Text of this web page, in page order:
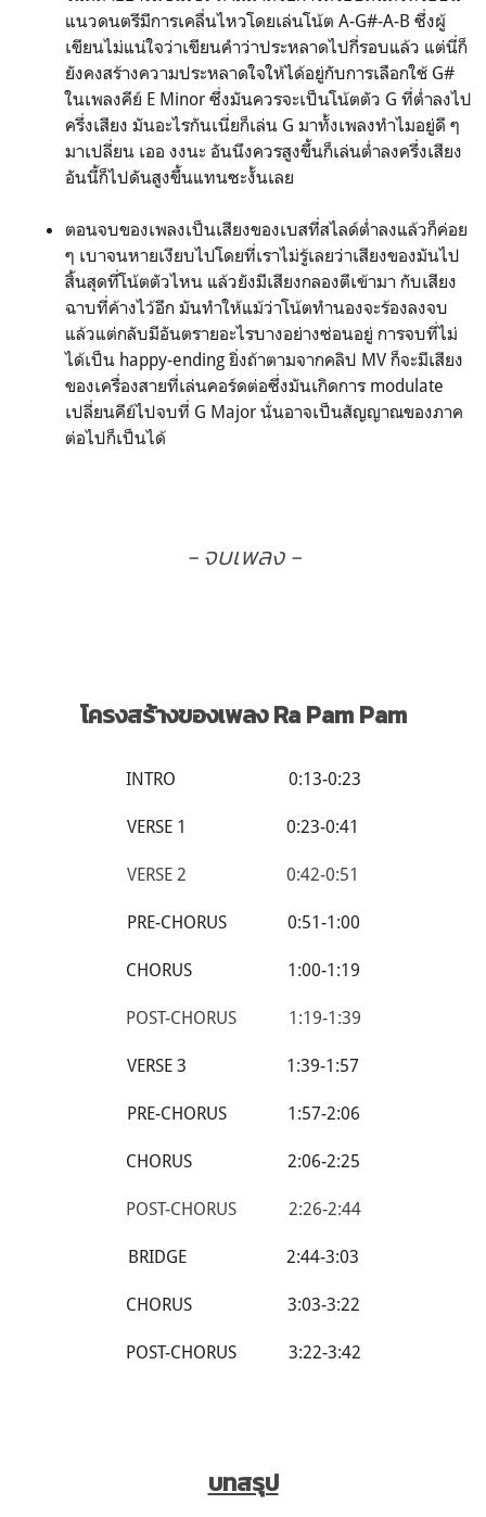
แนวดนตรีมีการเคลื่นไหวโดยเล่นโน้ต A-G#-A-B ซึ่งผู้
เขียนไม่แน่ใจว่าเขียนคำว่าประหลาดไปกี่รอบแล้ว แต่นี่ก็
ยังคงสร้างความประหลาดใจให้ได้อยู่กับการเลือกใช้ G#
ในเพลงคีย์ E Minor ซึ่งมันควรจะเป็นโน้ตตัว G ที่ต่ำลงไป
ครึ่งเสียง มันอะไรกันเนี่ยก็เล่น G มาทั้งเพลงทำไมอยู่ดี ๆ
มาเปลี่ยน เออ งงนะ อันนึงควรสูงขึ้นก็เล่นต่ำลงครึ่งเสียง
อันนี้ก็ไปดันสูงขึ้นแทนซะงั้นเลย
ตอนจบของเพลงเป็นเสียงของเบสที่สไลด์ต่ำลงแล้วก็ค่อย
ๆ เบาจนหายเงียบไปโดยที่เราไม่รู้เลยว่าเสียงของมันไป
สิ้นสุดที่โน้ตตัวไหน แล้วยังมีเสียงกลองตีเข้ามา กับเสียง
ฉาบที่ค้างไว้อีก มันทำให้แม้ว่าโน้ตทำนองจะร้องลงจบ
แล้วแต่กลับมีอันตรายอะไรบางอย่างซ่อนอยู่ การจบที่ไม่
ได้เป็น happy-ending ยิ่งถ้าตามจากคลิป MV ก็จะมีเสียง
ของเครื่องสายที่เล่นคอร์ดต่อซึ่งมันเกิดการ modulate
เปลี่ยนคีย์ไปจบที่ G Major นั่นอาจเป็นสัญญาณของภาค
ต่อไปก็เป็นได้
- จบเพลง -
โครงสร้างของเพลง Ra Pam Pam
INTRO 0:13-0:23
VERSE 1 0:23-0:41
VERSE 2 0:42-0:51
PRE-CHORUS 0:51-1:00
CHORUS 1:00-1:19
POST-CHORUS 1:19-1:39
VERSE 3 1:39-1:57
PRE-CHORUS 1:57-2:06
CHORUS 2:06-2:25
POST-CHORUS 2:26-2:44
BRIDGE 2:44-3:03
CHORUS 3:03-3:22
POST-CHORUS 3:22-3:42
บทสรุป